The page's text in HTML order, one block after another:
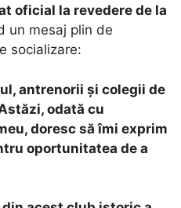
oficial la revedere de la
un mesaj plin de
socializare:
antrenorii și colegii de
odată cu
doresc să îmi exprim
oportunitatea de a